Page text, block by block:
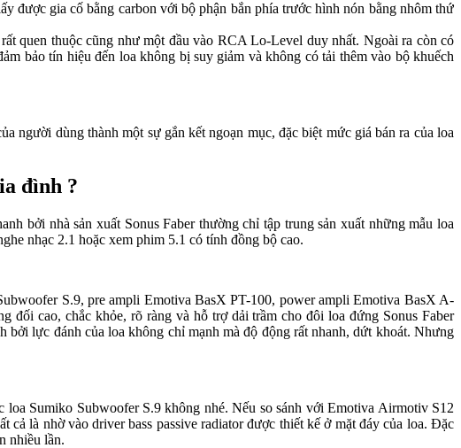
được gia cố bằng carbon với bộ phận bắn phía trước hình nón bằng nhôm thứ
quen thuộc cũng như một đầu vào RCA Lo-Level duy nhất. Ngoài ra còn có
bảo tín hiệu đến loa không bị suy giảm và không có tải thêm vào bộ khuếch
người dùng thành một sự gắn kết ngoạn mục, đặc biệt mức giá bán ra của loa
đình ?
bởi nhà sản xuất Sonus Faber thường chỉ tập trung sản xuất những mẫu loa
nhạc 2.1 hoặc xem phim 5.1 có tính đồng bộ cao.
S.9, pre ampli Emotiva BasX PT-100, power ampli Emotiva BasX A-
đối cao, chắc khỏe, rõ ràng và hỗ trợ dải trầm cho đôi loa đứng Sonus Faber
lực đánh của loa không chỉ mạnh mà độ động rất nhanh, dứt khoát. Nhưng
Sumiko Subwoofer S.9 không nhé. Nếu so sánh với Emotiva Airmotiv S12
là nhờ vào driver bass passive radiator được thiết kế ở mặt đáy của loa. Đặc
nhiều lần.